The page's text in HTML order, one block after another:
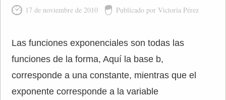
17 de noviembre de 2010 Publicado por Victoria Pérez
Las funciones exponenciales son todas las
funciones de la forma, Aquí la base b,
corresponde a una constante, mientras que el
exponente corresponde a la variable